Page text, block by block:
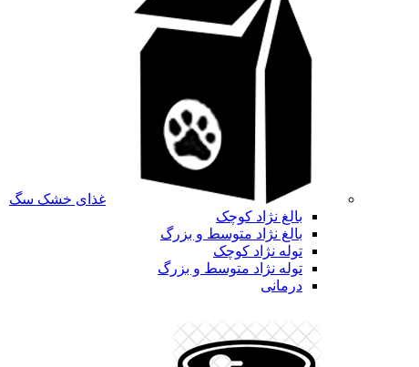
غذای خشک سگ
بالغ نژاد کوچک
بالغ نژاد متوسط و بزرگ
توله نژاد کوچک
توله نژاد متوسط و بزرگ
درمانی